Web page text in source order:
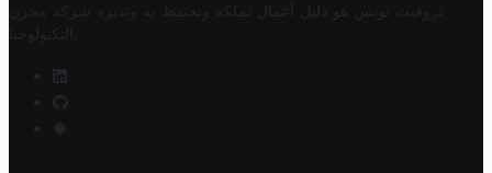
تروفيت تونس هو دليل أعمال تملكه وتحتفظ به وتديره
شركة مخزن
التكنولوجيا